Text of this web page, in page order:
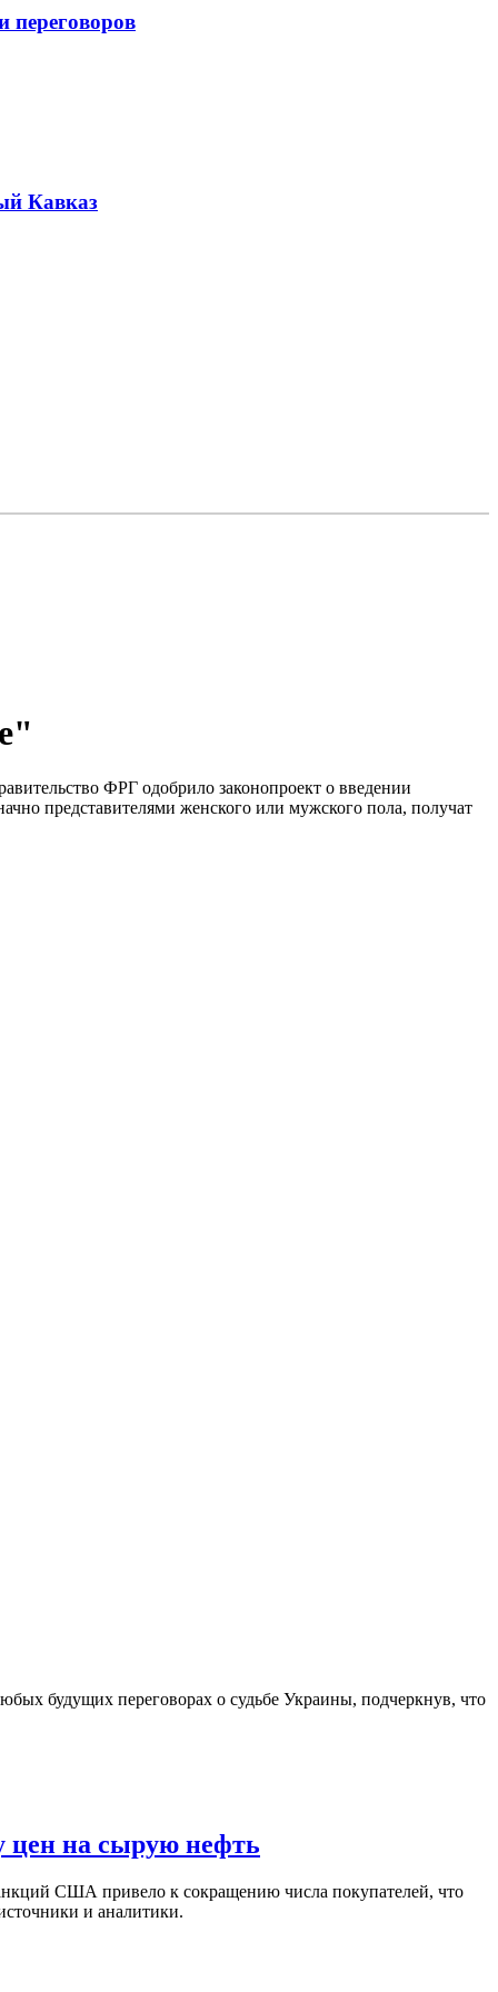
переговоров
Кавказ
ФРГ одобрило законопроект о введении
представителями женского или мужского пола, получат
будущих переговорах о судьбе Украины, подчеркнув, что
цен на сырую нефть
США привело к сокращению числа покупателей, что
и аналитики.